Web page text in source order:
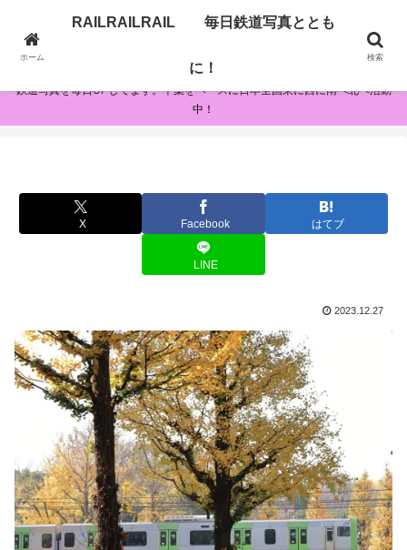
RAILRAILRAIL 毎日鉄道写真とともに！
鉄道写真を毎日UPしてます。千葉をベースに日本全国東に西に南へ北へ活動
中！
X Facebook はてブ
LINE
2023.12.27
ホーム
RAILRAILRAIL 毎日鉄道写真ととも
に！
検索